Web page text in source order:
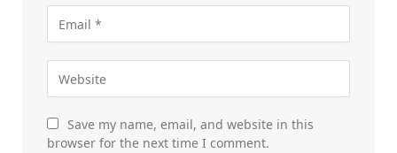
Save my name, email, and website in this
browser for the next time I comment.